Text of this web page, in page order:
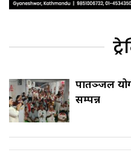
पातञ्जल योग
सम्पन्न